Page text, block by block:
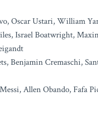
Oscar Ustari, William
Israel Boatwright,
Benjamin Cremaschi,
Allen Obando, Fafa